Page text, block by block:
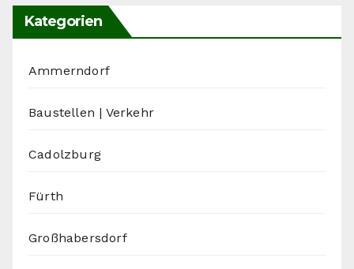
Kategorien
Ammerndorf
Baustellen | Verkehr
Cadolzburg
Fürth
Großhabersdorf